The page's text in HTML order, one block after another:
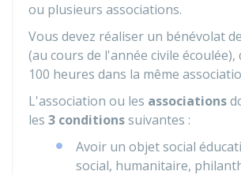
ou plusieurs associations.
Vous devez réaliser un bénévolat de
(au cours de l'année civile
100 heures dans la même
L'association ou les associations
les 3 conditionssuivantes :
Avoir un objet social
social, humanitaire,